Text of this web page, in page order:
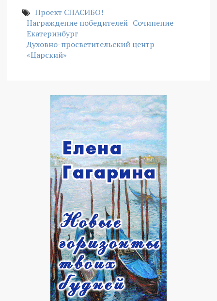
Проект СПАСИБО!
Награждение победителей Сочинение
Екатеринбург
Духовно-просветительский центр
«Царский»